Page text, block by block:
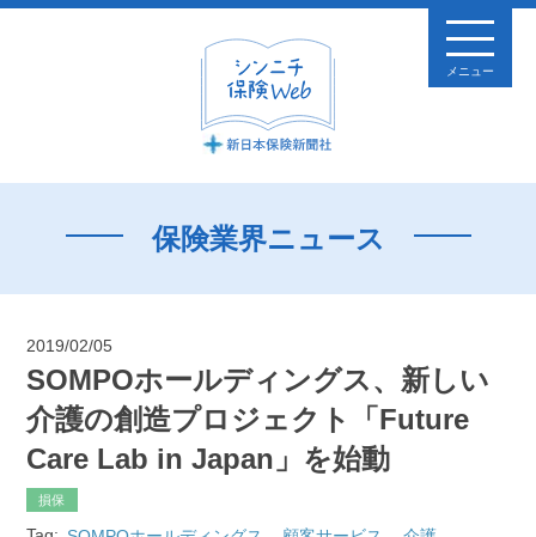
メニュー
保険業界ニュース
2019/02/05
SOMPOホールディングス、新しい
介護の創造プロジェクト「Future
Care Lab in Japan」を始動
損保